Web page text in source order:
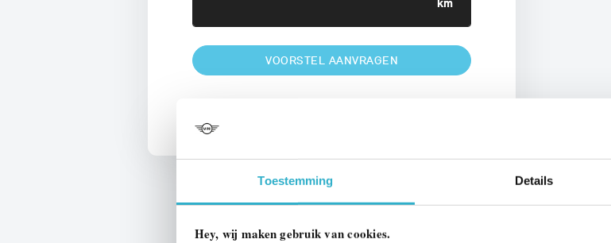
Toestemming Details
Hey, wij maken gebruik van cookies.
VOORSTEL AANVRAGEN